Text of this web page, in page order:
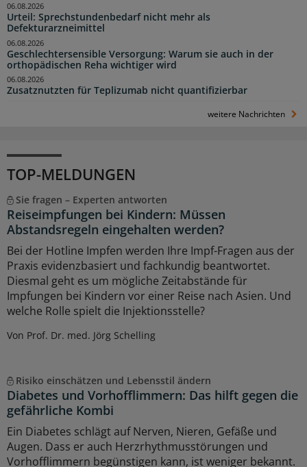
Urteil: Sprechstundenbedarf nicht mehr als
Defekturarzneimittel
06.08.2026
Geschlechtersensible Versorgung: Warum sie auch in der
orthopädischen Reha wichtiger wird
06.08.2026
Zusatznutzten für Teplizumab nicht quantifizierbar
06.08.2026
weitere Nachrichten
TOP-MELDUNGEN
Sie fragen – Experten antworten
Reiseimpfungen bei Kindern: Müssen
Abstandsregeln eingehalten werden?
Bei der Hotline Impfen werden Ihre Impf-Fragen aus der
Praxis evidenzbasiert und fachkundig beantwortet.
Diesmal geht es um mögliche Zeitabstände für
Impfungen bei Kindern vor einer Reise nach Asien. Und
welche Rolle spielt die Injektionsstelle?
Von Prof. Dr. med. Jörg Schelling
Risiko einschätzen und Lebensstil ändern
Diabetes und Vorhofflimmern: Das hilft gegen die
gefährliche Kombi
Ein Diabetes schlägt auf Nerven, Nieren, Gefäße und
Augen. Dass er auch Herzrhythmusstörungen und
Vorhofflimmern begünstigen kann, ist weniger bekannt.